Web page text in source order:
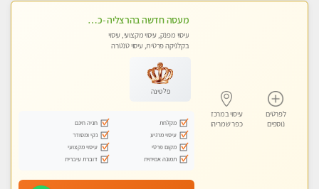
לפרטים
נוספים
עיסוי במרכז
כפר שמריהו
מעסה חדשה בהרצליה -כל סוגי העיסויים מעסה מקצועית ואיכותית פרטי!!!מומלץ לחלוטין!! אירוח ברמה אחרת ...כולל שתיה חמה/קרה + בקבוק מים
עיסוי מפנק, עיסוי מקצועי, עיסוי
בקלניקה פרטית, עיסוי טנטרה
פלטינה
מקלחת
חניה חינם
עיסוי מרגיע
נקי ומסודר
מקום פרטי
עיסוי מקצועי
תמונה אמיתית
דוברת עיברית